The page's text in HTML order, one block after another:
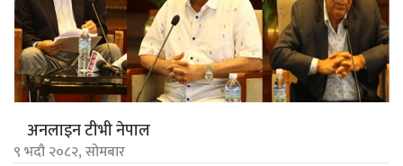
अनलाइन टीभी नेपाल
९ भदौ २०८२, सोमबार